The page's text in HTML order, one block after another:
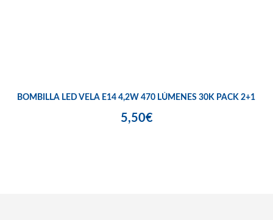
BOMBILLA LED VELA E14 4,2W 470 LÚMENES 30K PACK 2+1
5,50€